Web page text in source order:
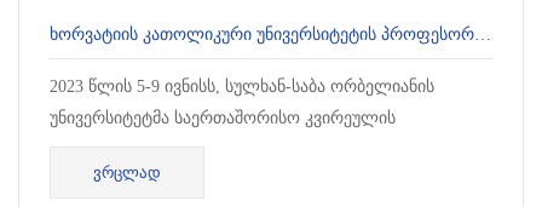
ᲮᲝᲠᲕᲐᲢᲘᲘᲡ ᲙᲐᲗᲝᲚᲘᲙᲣᲠᲘ ᲣᲜᲘᲕᲔᲠᲡᲘᲢᲔᲢᲘᲡ ᲞᲠᲝᲤᲔᲡᲝᲠᲘᲡ ᲕᲘᲖᲘᲢᲘ ᲡᲐᲑᲐᲣᲜᲘᲨᲘ
2023 წლის 5-9 ივნისს, სულხან-საბა ორბელიანის
უნივერსიტეტმა საერთაშორისო კვირეულის
ფარგლებში, უმასპინძლა ხორვატიი...
ᲕᲠᲪᲚᲐᲓ